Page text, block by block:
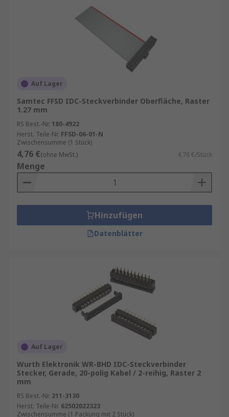
Auf Lager
Samtec FFSD IDC-Steckverbinder Oberfläche, Raster
1.27 mm
RS Best.-Nr. 180-4922
Herst. Teile-Nr. FFSD-06-01-N
Zwischensumme (1 Stück)
4,76 €(ohne MwSt.) 4,76 €/Stück
Menge
Hinzufügen
Datenblätter
Auf Lager
Wurth Elektronik WR-BHD IDC-Steckverbinder
Stecker, Gerade, 20-polig Kabel / 2-reihig, Raster 2
mm
RS Best.-Nr. 211-3130
Herst. Teile-Nr. 62502022323
Zwischensumme (1 Packung mit 2 Stück)